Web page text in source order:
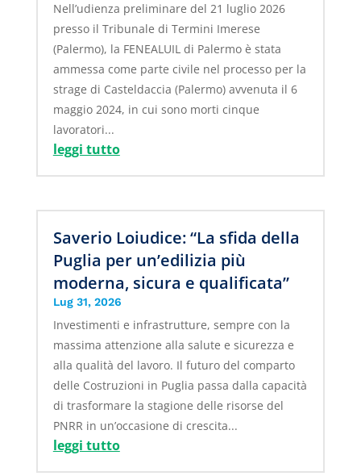
Nell’udienza preliminare del 21 luglio 2026
presso il Tribunale di Termini Imerese
(Palermo), la FENEALUIL di Palermo è stata
ammessa come parte civile nel processo per la
strage di Casteldaccia (Palermo) avvenuta il 6
maggio 2024, in cui sono morti cinque
lavoratori...
leggi tutto
Saverio Loiudice: “La sfida della
Puglia per un’edilizia più
moderna, sicura e qualificata”
Lug 31, 2026
Investimenti e infrastrutture, sempre con la
massima attenzione alla salute e sicurezza e
alla qualità del lavoro. Il futuro del comparto
delle Costruzioni in Puglia passa dalla capacità
di trasformare la stagione delle risorse del
PNRR in un’occasione di crescita...
leggi tutto